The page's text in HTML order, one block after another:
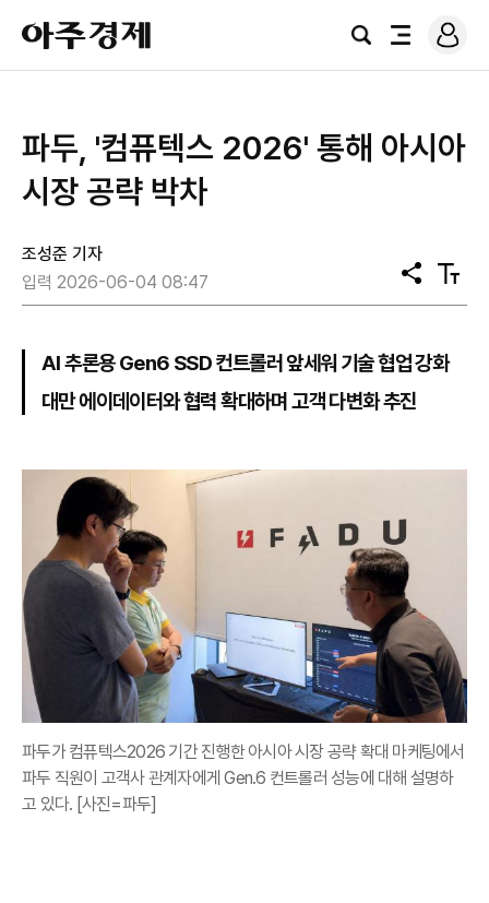
아
주
경
검
전
로
그
파두, '컴퓨텍스 2026' 통해 아시아
시장 공략 박차
조성준 기자
입력 2026-06-04 08:47
공
유
텍
스
기
AI 추론용 Gen6 SSD 컨트롤러 앞세워 기술 협업 강화
대만 에이데이터와 협력 확대하며 고객 다변화 추진
파두가 컴퓨텍스2026 기간 진행한 아시아 시장 공략 확대 마케팅에서
파두 직원이 고객사 관계자에게 Gen.6 컨트롤러 성능에 대해 설명하
고 있다. [사진=파두]